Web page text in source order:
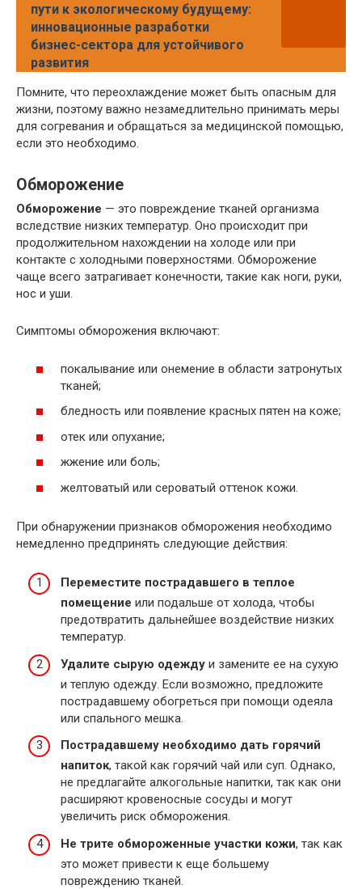
пути к экологическому будущему:
инновационные разработки
бизнес-сектора для устойчивого
развития
Помните, что переохлаждение может быть опасным для
жизни, поэтому важно незамедлительно принимать меры
для согревания и обращаться за медицинской помощью,
если это необходимо.
Обморожение
Обморожение — это повреждение тканей организма
вследствие низких температур. Оно происходит при
продолжительном нахождении на холоде или при
контакте с холодными поверхностями. Обморожение
чаще всего затрагивает конечности, такие как ноги, руки,
нос и уши.
Симптомы обморожения включают:
покалывание или онемение в области затронутых
тканей;
бледность или появление красных пятен на коже;
отек или опухание;
жжение или боль;
желтоватый или сероватый оттенок кожи.
При обнаружении признаков обморожения необходимо
немедленно предпринять следующие действия:
Переместите пострадавшего в теплое
помещение или подальше от холода, чтобы
предотвратить дальнейшее воздействие низких
температур.
Удалите сырую одежду и замените ее на сухую
и теплую одежду. Если возможно, предложите
пострадавшему обогреться при помощи одеяла
или спального мешка.
Пострадавшему необходимо дать горячий
напиток, такой как горячий чай или суп. Однако,
не предлагайте алкогольные напитки, так как они
расширяют кровеносные сосуды и могут
увеличить риск обморожения.
Не трите обмороженные участки кожи, так как
это может привести к еще большему
повреждению тканей.